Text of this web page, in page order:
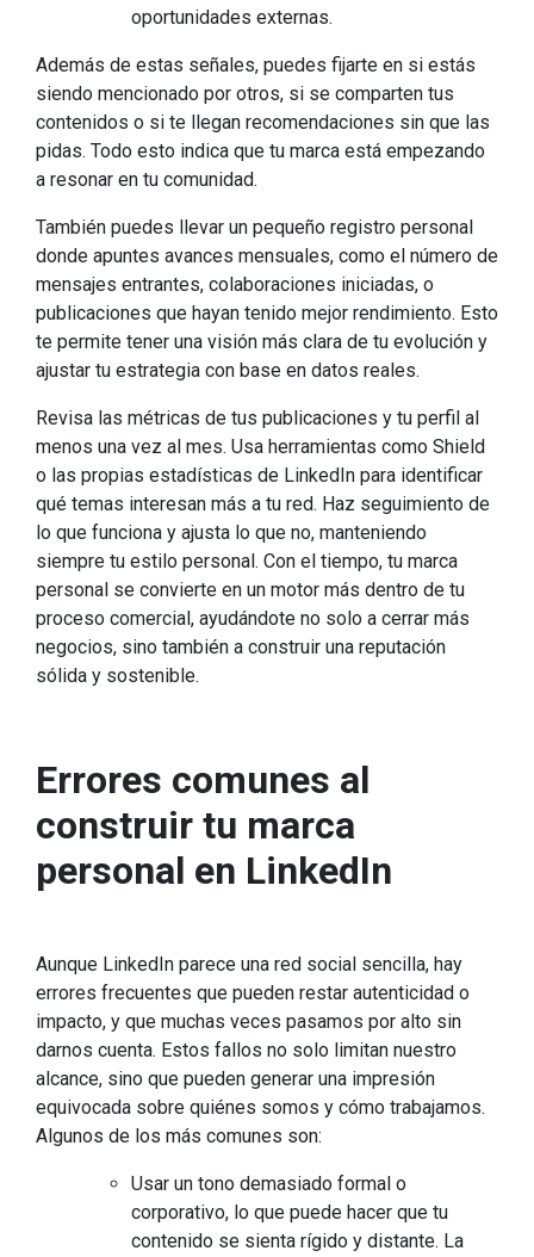
oportunidades externas.
Además de estas señales, puedes fijarte en si estás
siendo mencionado por otros, si se comparten tus
contenidos o si te llegan recomendaciones sin que las
pidas. Todo esto indica que tu marca está empezando
a resonar en tu comunidad.
También puedes llevar un pequeño registro personal
donde apuntes avances mensuales, como el número de
mensajes entrantes, colaboraciones iniciadas, o
publicaciones que hayan tenido mejor rendimiento. Esto
te permite tener una visión más clara de tu evolución y
ajustar tu estrategia con base en datos reales.
Revisa las métricas de tus publicaciones y tu perfil al
menos una vez al mes. Usa herramientas como Shield
o las propias estadísticas de LinkedIn para identificar
qué temas interesan más a tu red. Haz seguimiento de
lo que funciona y ajusta lo que no, manteniendo
siempre tu estilo personal. Con el tiempo, tu marca
personal se convierte en un motor más dentro de tu
proceso comercial, ayudándote no solo a cerrar más
negocios, sino también a construir una reputación
sólida y sostenible.
Errores comunes al
construir tu marca
personal en LinkedIn
Aunque LinkedIn parece una red social sencilla, hay
errores frecuentes que pueden restar autenticidad o
impacto, y que muchas veces pasamos por alto sin
darnos cuenta. Estos fallos no solo limitan nuestro
alcance, sino que pueden generar una impresión
equivocada sobre quiénes somos y cómo trabajamos.
Algunos de los más comunes son:
Usar un tono demasiado formal o
corporativo, lo que puede hacer que tu
contenido se sienta rígido y distante. La